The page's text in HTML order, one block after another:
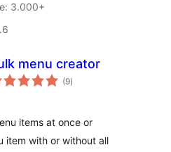
3.000+
menu creator
(9total
aprecieri
)
items at once or
item with or without all